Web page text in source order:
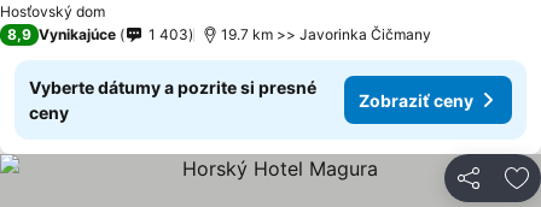
Hosťovský dom
8,9 Vynikajúce 1 403 19.7 km >> Javorinka Čičmany
Vyberte dátumy a pozrite si presné
ceny
Zobraziť ceny
Zdieľať